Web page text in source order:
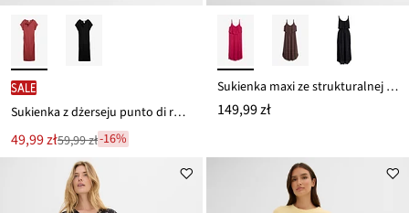
SALE
Sukienka z dżerseju punto di roma
Nowa
cena
49,99 zł
Przeceniono
59,99 zł-16%
Sukienka maxi ze strukturalnej wiskozy
149,99 zł